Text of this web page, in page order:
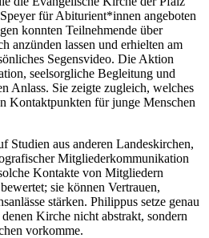
für Abiturient*innen angeboten
konnten Teilnehmende über
anzünden lassen und erhielten am
Segensvideo. Die Aktion
seelsorgliche Begleitung und
Anlass. Sie zeigte zugleich, welches
Kontaktpunkten für junge Menschen
Studien aus anderen Landeskirchen,
Mitgliederkommunikation
Kontakte von Mitgliedern
sie können Vertrauen,
stärken. Philippus setze genau
Kirche nicht abstrakt, sondern
vorkomme.